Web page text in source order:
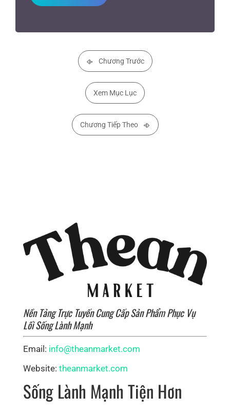
Chương Trước
Xem Mục Lục
Chương Tiếp Theo
Nền Tảng Trực Tuyến Cung Cấp Sản Phẩm Phục Vụ
Lối Sống Lành Mạnh
Email: info@theanmarket.com
Website: theanmarket.com
Sống Lành Mạnh Tiện Hơn